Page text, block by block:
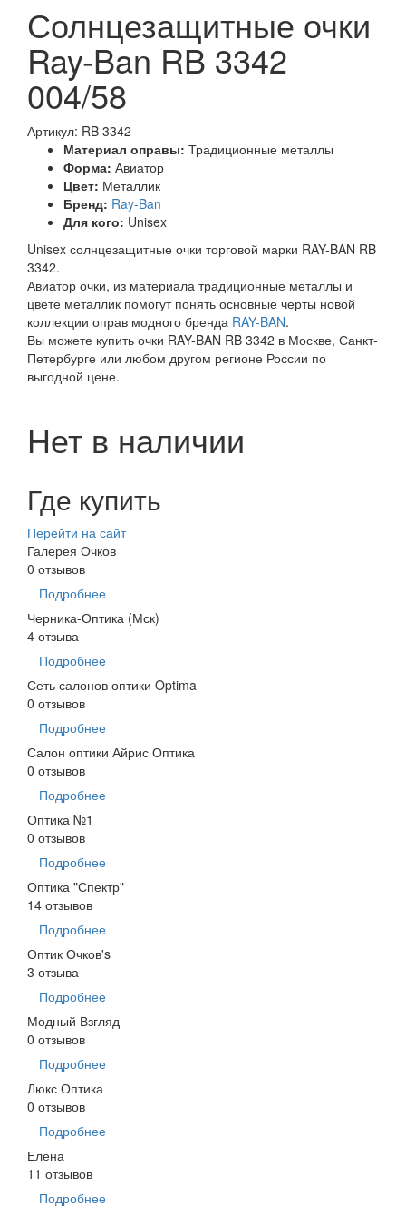
Солнцезащитные очки
Ray-Ban RB 3342
004/58
Артикул: RB 3342
Материал оправы: Традиционные металлы
Форма: Авиатор
Цвет: Металлик
Бренд: Ray-Ban
Для кого: Unisex
Unisex солнцезащитные очки торговой марки RAY-BAN RB
3342.
Авиатор очки, из материала традиционные металлы и
цвете металлик помогут понять основные черты новой
коллекции оправ модного бренда RAY-BAN.
Вы можете купить очки RAY-BAN RB 3342 в Москве, Санкт-
Петербурге или любом другом регионе России по
выгодной цене.
Нет в наличии
Где купить
Перейти на сайт
Галерея Очков
0 отзывов
Подробнее
Черника-Оптика (Мск)
4 отзыва
Подробнее
Сеть салонов оптики Optima
0 отзывов
Подробнее
Салон оптики Айрис Оптика
0 отзывов
Подробнее
Оптика №1
0 отзывов
Подробнее
Оптика "Спектр"
14 отзывов
Подробнее
Оптик Очков's
3 отзыва
Подробнее
Модный Взгляд
0 отзывов
Подробнее
Люкс Оптика
0 отзывов
Подробнее
Елена
11 отзывов
Подробнее